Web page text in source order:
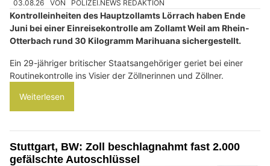
03.08.26 VON POLIZEI.NEWS REDAKTION
Kontrolleinheiten des Hauptzollamts Lörrach haben Ende
Juni bei einer Einreisekontrolle am Zollamt Weil am Rhein-
Otterbach rund 30 Kilogramm Marihuana sichergestellt.
Ein 29-jähriger britischer Staatsangehöriger geriet bei einer
Routinekontrolle ins Visier der Zöllnerinnen und Zöllner.
Weiterlesen
Stuttgart, BW: Zoll beschlagnahmt fast 2.000
gefälschte Autoschlüssel